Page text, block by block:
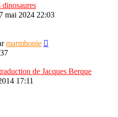
mai 2024 22:03
marmhonie
de Jacques Berque
17:11